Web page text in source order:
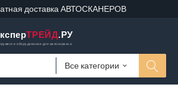
доставка АВТОСКАНЕРОВ
ТРЕЙД.РУ
и оборудование для автосервиса
Все категории